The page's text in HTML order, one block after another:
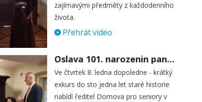
zajímavými předměty z každodenního
života.
Přehrát video
Oslava 101. narozenin paní Věry Skořepové
Ve čtvrtek 8. ledna dopoledne - krátký
exkurs do sto jedna let staré historie
nabídl ředitel Domova pro seniory v